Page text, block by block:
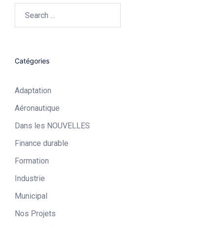
Catégories
Adaptation
Aéronautique​
Dans les NOUVELLES
Finance durable
Formation
Industrie​
Municipal​
Nos Projets